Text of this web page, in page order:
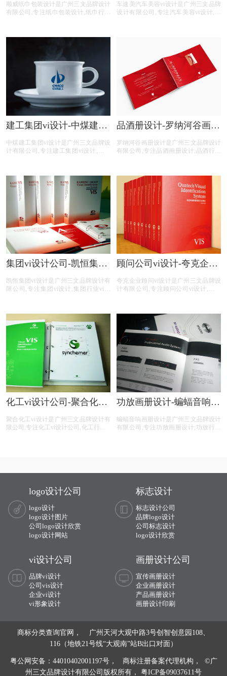
顺威纸巾包装设计是广州三文品牌设计
有限公司,专注纸巾包装设计,纸巾行业
前期提供品牌整体策划,logo设计,商标
车速美汽车美容vi设计是广州三文品牌
设计有限公司,专注汽车美容vi设计,汽
计,品牌vis设计,精美vis设计等汽车美容
建工集团vi设计-中煤建工
中煤建工集团vi设计是广州三文品牌设
计有限公司,专注建工集团vi设计,建工
设计,提供专业vi设计,集团vi设计,品牌vi
设计,品牌vis设计,精美vis设计等建工集
团vi设计服务。
品酒册设计-罗纳河谷画册
罗纳河谷画册设计是广州三文品牌设计
有限公司,专注品酒画册设计,品酒行业
前期提供画册整体策划,照片拍摄,文案
撰写,画册印刷等品酒画册设计服务。
集团vi设计公司-凯恒集团
凯恒集团vi设计是广州三文品牌设计有
限公司,专注集团vi设计,集团行业vi设
计,品牌vi设计,品牌vis设计,精美vis设计
等集团vi设计服务。
顾问公司vi设计-夸克企业
夸克企业顾问vi设计是广州三文品牌设
计有限公司,专注顾问公司vi设计,顾问
提供专业vi设计,集团vi设计,品牌vi设计,
品牌vis设计,精美vis设计等顾问公司vi
设计服务。
化工vi设计公司-聚合化工
聚合化工vi设计是广州三文品牌设计有
限公司,专注化工vi设计公司,化工行业vi
功放画册设计-蝙蝠音响画
蝙蝠音响画册设计是广州三文品牌设计
有限公司,专注功放画册设计,功放行业
logo设计公司
logo设计
logo设计图片
公司logo设计欣赏
logo设计网站
标志设计
标志设计公司
品牌logo设计
公司标志设计
logo设计欣赏
vi设计公司
品牌vi设计
公司vis设计
企业vi设计
vi形象设计
画册设计公司
宣传画册设计
企业画册设计
产品画册设计
画册设计印刷
商标分类查询官网， 广州天河大观中路3号创智创意园108、
116（地铁21号线“大观南”站B出口对面）
粤公网安备：44010402001197号，
商标注册备案代理机构， ©广
州三文品牌设计有限公司版权所有， 粤ICP备09037611号